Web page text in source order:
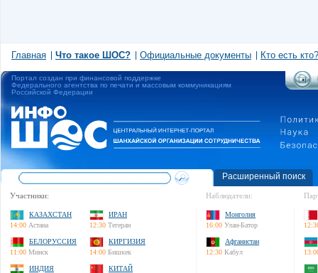
Главная Что такое ШОС? Официальные документы Кто есть кто?
Портал создан при финансовой поддержке
Федерального агентства по печати и массовым коммуникациям
Российской Федерации
Расширенный поиск
Участники:
КАЗАХСТАН
14:00 Астана
ИРАН
12:30 Тегеран
БЕЛОРУССИЯ
11:00 Минск
КИРГИЗИЯ
14:00 Бишкек
ИНДИЯ
КИТАЙ
Наблюдатели:
Монголия
16:00 Улан-Батор
Афганистан
12:30 Кабул